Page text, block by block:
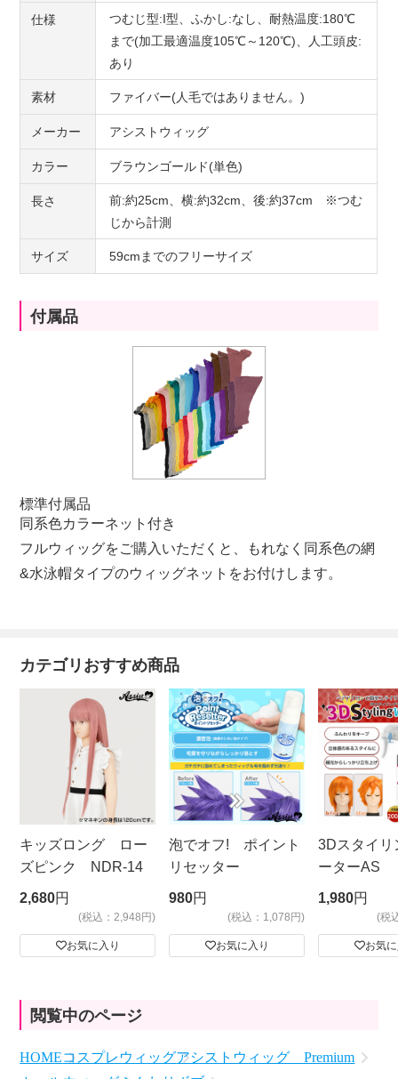
仕様
つむじ型:I型、ふかし:なし、耐熱温度:180℃
まで(加工最適温度105℃～120℃)、人工頭皮:
あり
素材 ファイバー(人毛ではありません。)
メーカー アシストウィッグ
カラー ブラウンゴールド(単色)
長さ
前:約25cm、横:約32cm、後:約37cm ※つむ
じから計測
サイズ 59cmまでのフリーサイズ
付属品
標準付属品
同系色カラーネット付き
フルウィッグをご購入いただくと、もれなく同系色の網
&水泳帽タイプのウィッグネットをお付けします。
カテゴリおすすめ商品
キッズロング ロー
ズピンク NDR-14
2,680円
(税込：2,948円)
お気に入り
泡でオフ! ポイント
リセッター
980円
(税込：1,078円)
お気に入り
3Dスタイリ
ーターAS
ビッグサイ
1,980円
(税
お気
閲覧中のページ
HOMEコスプレウィッグアシストウィッグ Premium